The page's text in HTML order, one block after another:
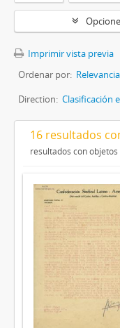
Imprimir vista previa
Ordenar por: Relevancia
Direction: Clasificación
16 resultados
resultados con